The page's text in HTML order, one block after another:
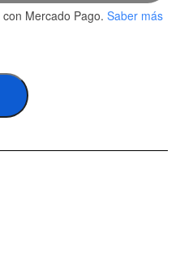
con Mercado Pago. Saber más